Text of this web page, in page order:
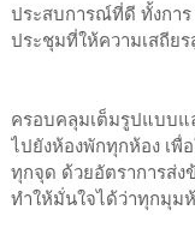
ประสบการณ์ที่ดี ทั้งการ
ประชุมที่ให้ความเสถียร
ครอบคลุมเต็มรูปแบบแ
ไปยังห้องพักทุกห้อง เพื่
ทุกจุด ด้วยอัตราการส่ง
ทำให้มั่นใจได้ว่าทุกมุม